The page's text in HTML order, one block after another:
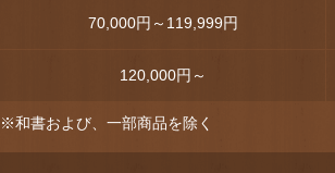
70,000円～119,999円
120,000円～
※和書および、一部商品を除く